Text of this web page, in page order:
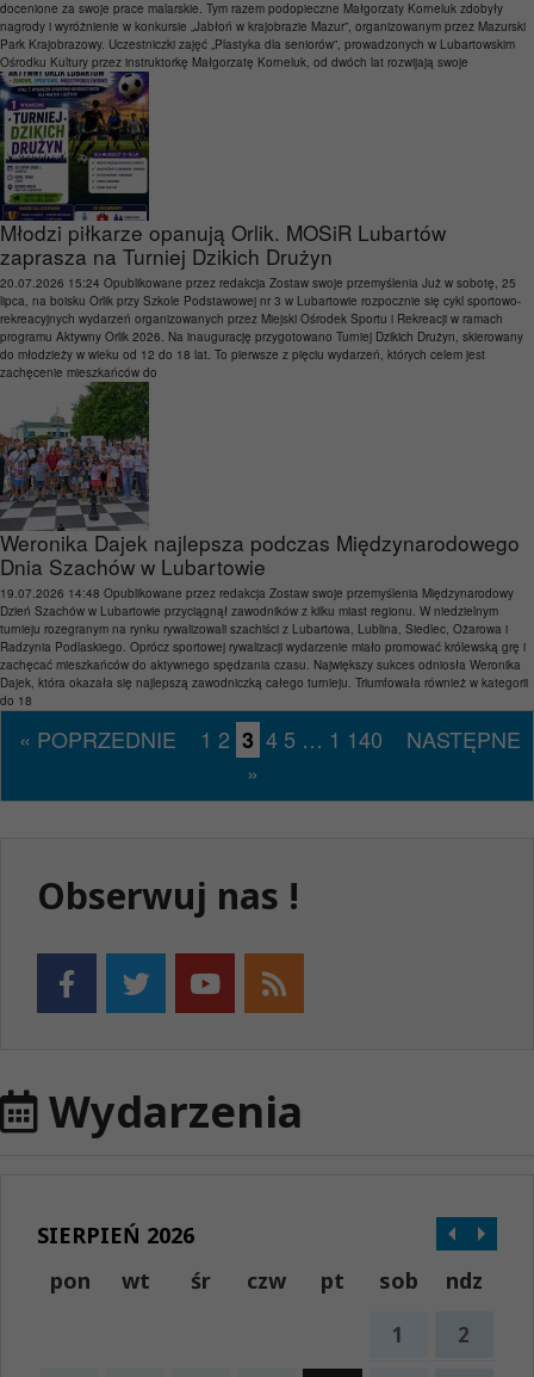
docenione za swoje prace malarskie. Tym razem podopieczne Małgorzaty Korneluk zdobyły
nagrody i wyróżnienie w konkursie „Jabłoń w krajobrazie Mazur”, organizowanym przez Mazurski
Park Krajobrazowy. Uczestniczki zajęć „Plastyka dla seniorów”, prowadzonych w Lubartowskim
Ośrodku Kultury przez instruktorkę Małgorzatę Korneluk, od dwóch lat rozwijają swoje
Młodzi piłkarze opanują Orlik. MOSiR Lubartów
zaprasza na Turniej Dzikich Drużyn
20.07.2026 15:24 Opublikowane przez redakcja Zostaw swoje przemyślenia Już w sobotę, 25
lipca, na boisku Orlik przy Szkole Podstawowej nr 3 w Lubartowie rozpocznie się cykl sportowo-
rekreacyjnych wydarzeń organizowanych przez Miejski Ośrodek Sportu i Rekreacji w ramach
programu Aktywny Orlik 2026. Na inaugurację przygotowano Turniej Dzikich Drużyn, skierowany
do młodzieży w wieku od 12 do 18 lat. To pierwsze z pięciu wydarzeń, których celem jest
zachęcenie mieszkańców do
Weronika Dajek najlepsza podczas Międzynarodowego
Dnia Szachów w Lubartowie
19.07.2026 14:48 Opublikowane przez redakcja Zostaw swoje przemyślenia Międzynarodowy
Dzień Szachów w Lubartowie przyciągnął zawodników z kilku miast regionu. W niedzielnym
turnieju rozegranym na rynku rywalizowali szachiści z Lubartowa, Lublina, Siedlec, Ożarowa i
Radzynia Podlaskiego. Oprócz sportowej rywalizacji wydarzenie miało promować królewską grę i
zachęcać mieszkańców do aktywnego spędzania czasu. Największy sukces odniosła Weronika
Dajek, która okazała się najlepszą zawodniczką całego turnieju. Triumfowała również w kategorii
do 18
« POPRZEDNIE 1 2 3 4 5 … 1 140
NASTĘPNE
»
Obserwuj nas !
Wydarzenia
SIERPIEŃ 2026
pon
wt śr czw pt sob ndz
1 2